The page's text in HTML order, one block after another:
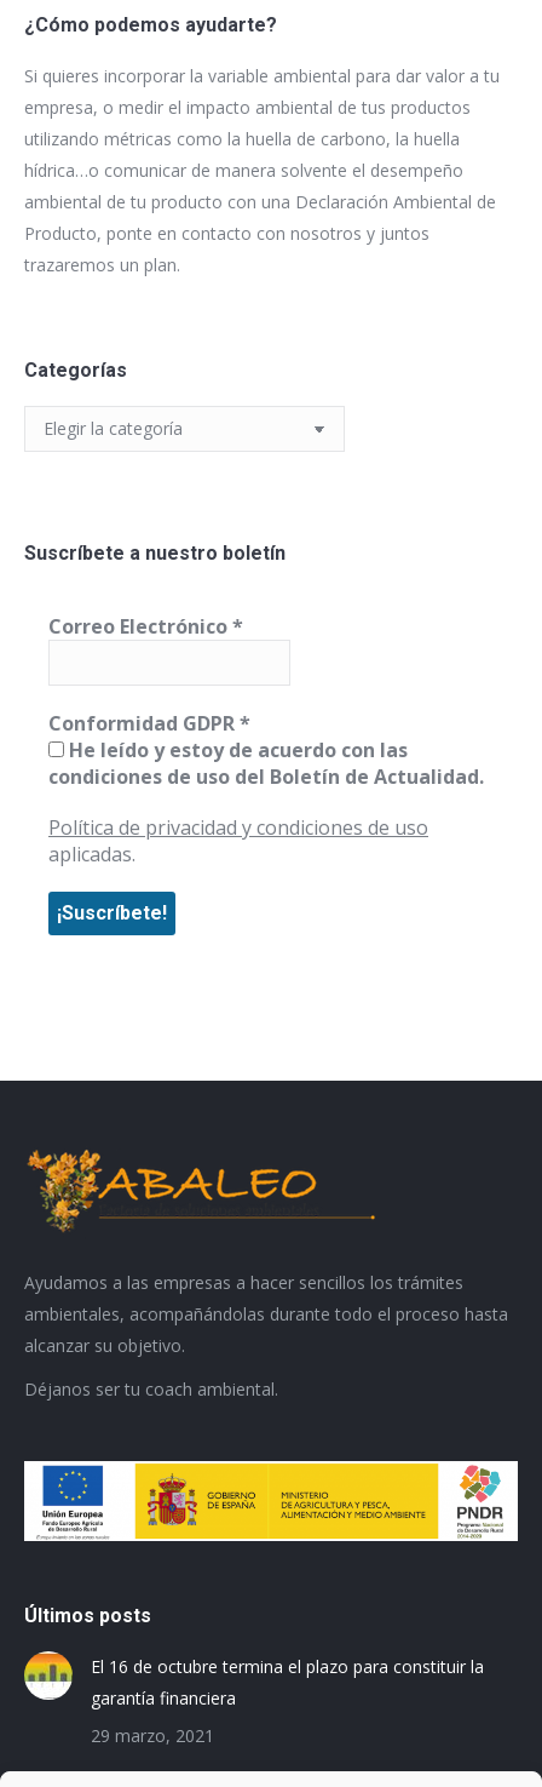
¿Cómo podemos ayudarte?
Si quieres incorporar la variable ambiental para dar valor a tu
empresa, o medir el impacto ambiental de tus productos
utilizando métricas como la huella de carbono, la huella
hídrica…o comunicar de manera solvente el desempeño
ambiental de tu producto con una Declaración Ambiental de
Producto, ponte en contacto con nosotros y juntos
trazaremos un plan.
Categorías
Categorías
Suscríbete a nuestro boletín
Correo Electrónico*
Conformidad GDPR*
He leído y estoy de acuerdo con las
condiciones de uso del Boletín de Actualidad.
Política de privacidad y condiciones de uso
aplicadas.
Ayudamos a las empresas a hacer sencillos los trámites
ambientales, acompañándolas durante todo el proceso hasta
alcanzar su objetivo.
Déjanos ser tu coach ambiental.
Últimos posts
El 16 de octubre termina el plazo para constituir la
garantía financiera
29 marzo, 2021